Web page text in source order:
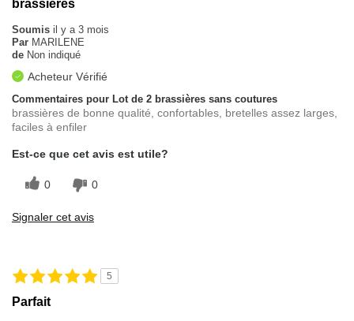
brassières
Soumis il y a 3 mois
Par MARILENE
de Non indiqué
Acheteur Vérifié
Commentaires pour Lot de 2 brassières sans coutures
brassières de bonne qualité, confortables, bretelles assez larges,
faciles à enfiler
Est-ce que cet avis est utile?
0 0
Signaler cet avis
5
Parfait